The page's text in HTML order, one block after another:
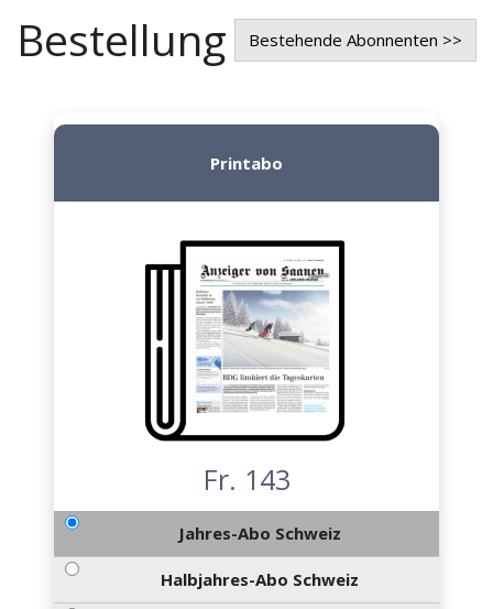
Bestellung Bestehende Abonnenten >>
Printabo
Fr. 143
Jahres-Abo Schweiz
Halbjahres-Abo Schweiz